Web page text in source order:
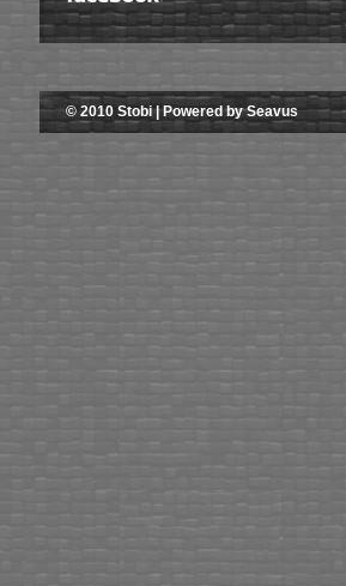
© 2010 Stobi | Powered by Seavus